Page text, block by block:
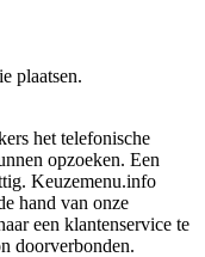
plaatsen.
het telefonische
opzoeken. Een
Keuzemenu.info
hand van onze
een klantenservice te
doorverbonden.